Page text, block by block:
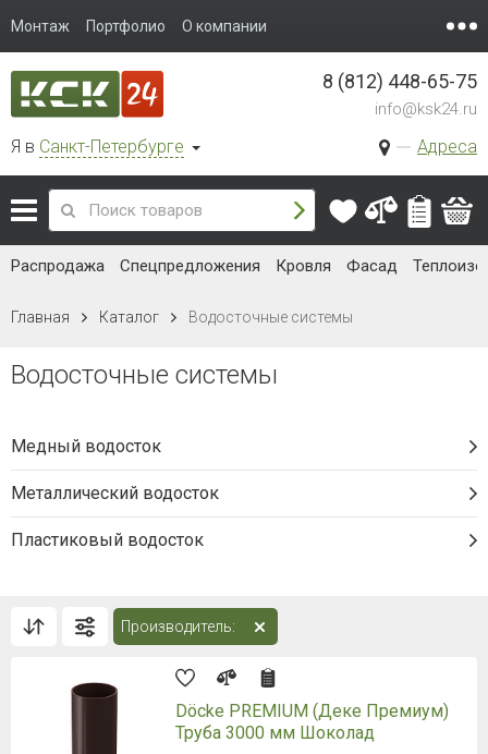
Монтаж Портфолио О компании
Я в Санкт-Петербурге Адреса
8 (812) 448-65-75
info@ksk24.ru
Распродажа Спецпредложения Кровля Фасад
Главная Каталог Водосточные системы
Водосточные системы
Медный водосток
Металлический водосток
Пластиковый водосток
Производитель:
Döcke PREMIUM (Деке Премиум)
Труба 3000 мм Шоколад